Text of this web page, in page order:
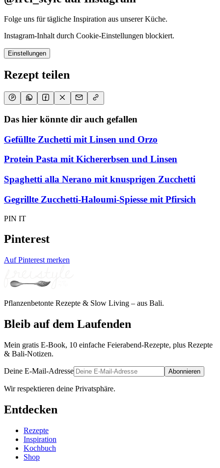
Folge uns für tägliche Inspiration aus unserer Küche.
Instagram-Inhalt durch Cookie-Einstellungen blockiert.
Einstellungen
Rezept teilen
Das hier könnte dir auch gefallen
Gefüllte Zuchetti mit Linsen und Orzo
Protein Pasta mit Kichererbsen und Linsen
Spaghetti alla Nerano mit knusprigen Zucchetti
Gegrillte Zucchetti-Haloumi-Spiesse mit Pfirsich
PIN IT
Pinterest
Auf Pinterest merken
Pflanzenbetonte Rezepte & Slow Living – aus Bali.
Bleib auf dem Laufenden
Mein gratis E-Book, 10 einfache Feierabend-Rezepte, plus Rezepte
& Bali-Notizen.
Deine E-Mail-Adresse Abonnieren
Wir respektieren deine Privatsphäre.
Entdecken
Rezepte
Inspiration
Kochbuch
Shop